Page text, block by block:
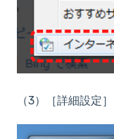
（3）［詳細設定］